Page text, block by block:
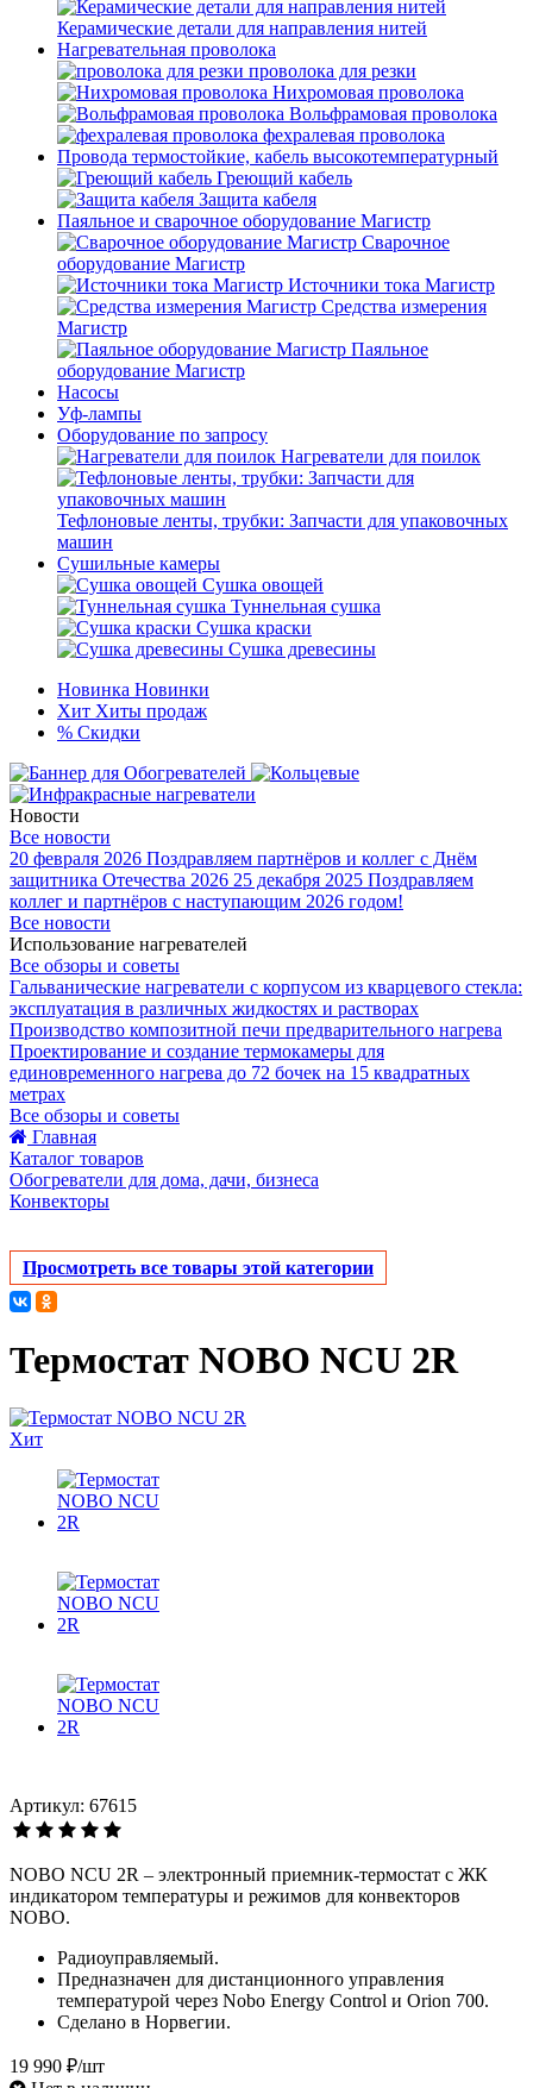
Керамические детали для направления нитей
Нагревательная проволока
проволока для резки
Нихромовая проволока
Вольфрамовая проволока
фехралевая проволока
Провода термостойкие, кабель высокотемпературный
Греющий кабель
Защита кабеля
Паяльное и сварочное оборудование Магистр
Сварочное
оборудование Магистр
Источники тока Магистр
Средства измерения
Магистр
Паяльное
оборудование Магистр
Насосы
Уф-лампы
Оборудование по запросу
Нагреватели для поилок
Тефлоновые ленты, трубки: Запчасти для упаковочных
машин
Сушильные камеры
Сушка овощей
Туннельная сушка
Сушка краски
Сушка древесины
Новинка Новинки
Хит Хиты продаж
% Скидки
Новости
Все новости
20 февраля 2026 Поздравляем партнёров и коллег с Днём
защитника Отечества 2026 25 декабря 2025 Поздравляем
коллег и партнёров с наступающим 2026 годом!
Все новости
Использование нагревателей
Все обзоры и советы
Гальванические нагреватели с корпусом из кварцевого стекла:
эксплуатация в различных жидкостях и растворах
Производство композитной печи предварительного нагрева
Проектирование и создание термокамеры для
единовременного нагрева до 72 бочек на 15 квадратных
метрах
Все обзоры и советы
Главная
Каталог товаров
Обогреватели для дома, дачи, бизнеса
Конвекторы
Просмотреть все товары этой категории
Термостат NOBO NCU 2R
Хит
Артикул: 67615
NOBO NCU 2R – электронный приемник-термостат с ЖК
индикатором температуры и режимов для конвекторов
NOBO.
Радиоуправляемый.
Предназначен для дистанционного управления
температурой через Nobo Energy Control и Orion 700.
Сделано в Норвегии.
19 990 ₽/шт